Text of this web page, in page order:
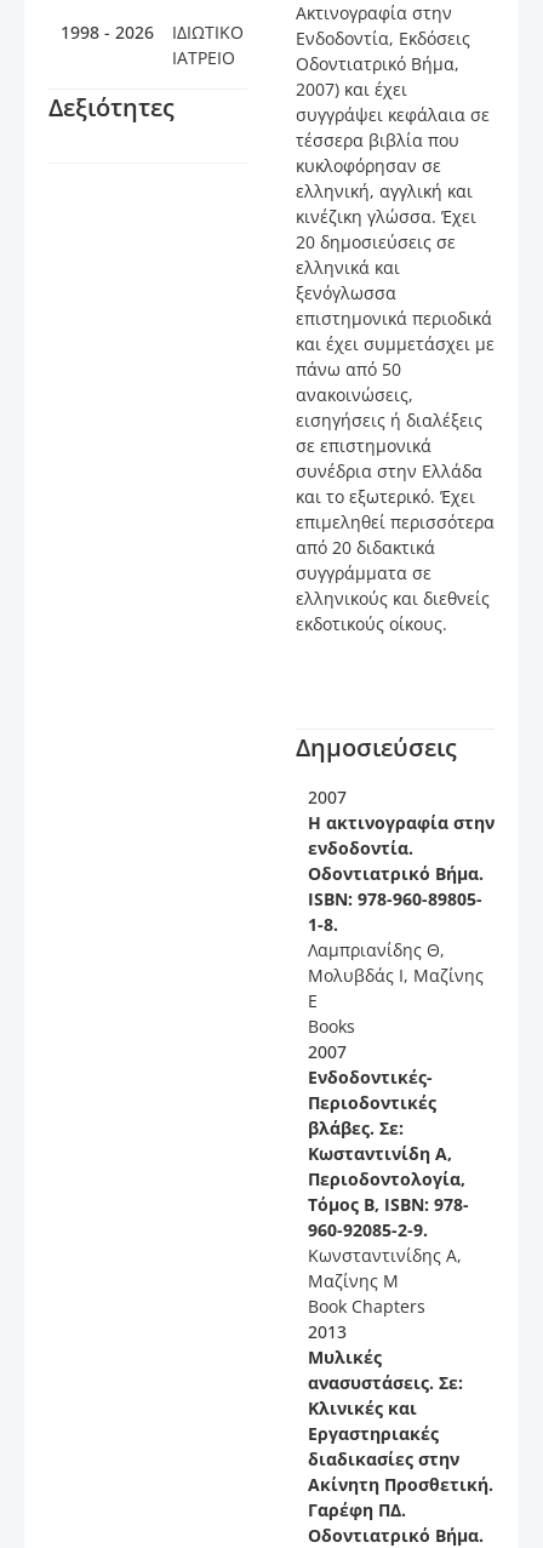
1998 - 2026
ΙΔΙΩΤΙΚΟ
ΙΑΤΡΕΙΟ
Δεξιότητες
Ακτινογραφία στην
Ενδοδοντία, Εκδόσεις
Οδοντιατρικό Βήμα,
2007) και έχει
συγγράψει κεφάλαια σε
τέσσερα βιβλία που
κυκλοφόρησαν σε
ελληνική, αγγλική και
κινέζικη γλώσσα. Έχει
20 δημοσιεύσεις σε
ελληνικά και
ξενόγλωσσα
επιστημονικά περιοδικά
και έχει συμμετάσχει με
πάνω από 50
ανακοινώσεις,
εισηγήσεις ή διαλέξεις
σε επιστημονικά
συνέδρια στην Ελλάδα
και το εξωτερικό. Έχει
επιμεληθεί περισσότερα
από 20 διδακτικά
συγγράμματα σε
ελληνικούς και διεθνείς
εκδοτικούς οίκους.
Δημοσιεύσεις
2007
Η ακτινογραφία στην
ενδοδοντία.
Οδοντιατρικό Βήμα.
ΙSBN: 978-960-89805-
1-8.
Λαμπριανίδης Θ,
Μολυβδάς Ι, Μαζίνης
Ε
Books
2007
Ενδοδοντικές-
Περιοδοντικές
βλάβες. Σε:
Κωσταντινίδη Α,
Περιοδοντολογία,
Τόμος B, ISBN: 978-
960-92085-2-9.
Κωνσταντινίδης Α,
Μαζίνης M
Book Chapters
2013
Μυλικές
ανασυστάσεις. Σε:
Κλινικές και
Εργαστηριακές
διαδικασίες στην
Ακίνητη Προσθετική.
Γαρέφη ΠΔ.
Οδοντιατρικό Βήμα.